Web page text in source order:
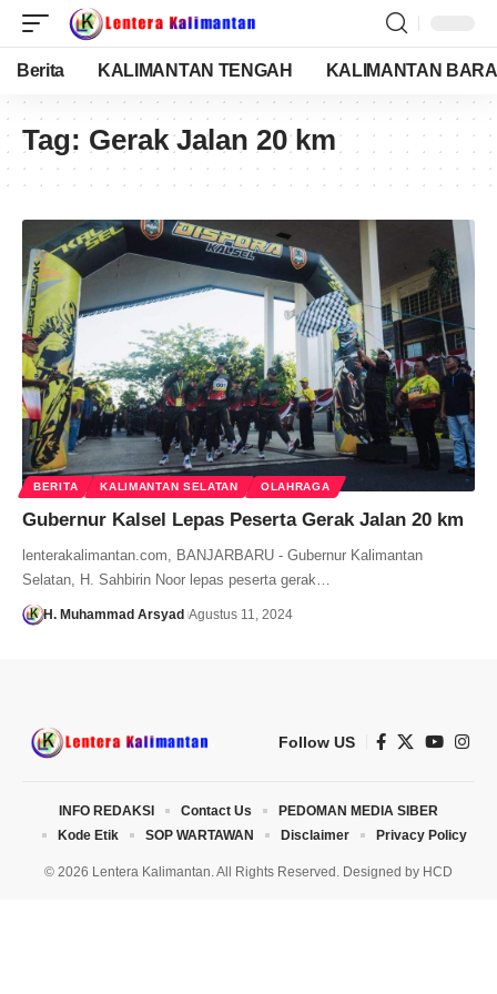
Berita KALIMANTAN TENGAH KALIMANTAN
Tag: Gerak Jalan 20 km
BERITA KALIMANTAN SELATAN OLAHRAGA
Gubernur Kalsel Lepas Peserta Gerak Jalan 20 km
lenterakalimantan.com, BANJARBARU - Gubernur Kalimantan
Selatan, H. Sahbirin Noor lepas peserta gerak…
H. Muhammad Arsyad Agustus 11, 2024
Follow US
© 2026 Lentera Kalimantan. All Rights Reserved. Designed by HCD
INFO REDAKSI Contact Us
PEDOMAN MEDIA SIBER
Kode Etik
SOP WARTAWAN Disclaimer Privacy Policy